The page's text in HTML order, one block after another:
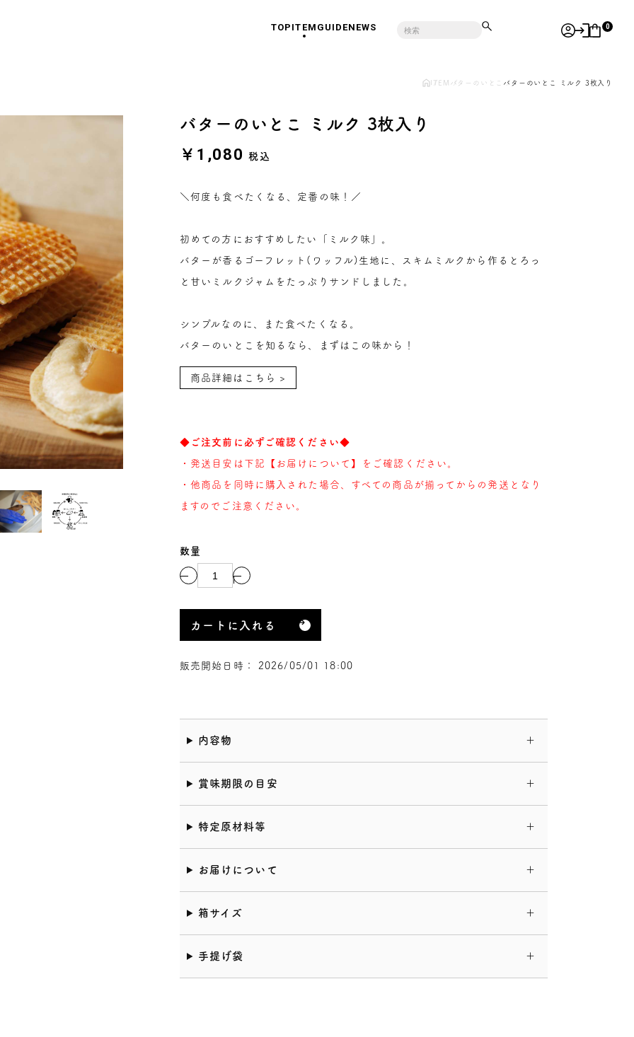
TOP ITEM GUIDENEWS 0
ITEM バターのいとこ バターのいとこ ミルク 3枚入り
バターのいとこ ミルク 3枚入り
￥1,080税込
＼何度も食べたくなる、定番の味！／
初めての方におすすめしたい「ミルク味」。
バターが香るゴーフレット(ワッフル)生地に、スキムミルクから作るとろっ
と甘いミルクジャムをたっぷりサンドしました。
シンプルなのに、また食べたくなる。
バターのいとこを知るなら、まずはこの味から！
商品詳細はこちら >
◆ご注文前に必ずご確認ください◆
・発送目安は下記【お届けについて】をご確認ください。
・他商品を同時に購入された場合、すべての商品が揃ってからの発送となり
ますのでご注意ください。
数量
カートに入れる
販売開始日時： 2026/05/01 18:00
内容物
賞味期限の目安
特定原材料等
お届けについて
箱サイズ
手提げ袋